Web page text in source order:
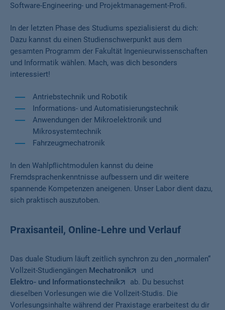
Software-Engineering- und Projektmanagement-Proﬁ.
In der letzten Phase des Studiums spezialisierst du dich:
Dazu kannst du einen Studienschwerpunkt aus dem
gesamten Programm der Fakultät Ingenieurwissenschaften
und Informatik wählen. Mach, was dich besonders
interessiert!
Antriebstechnik und Robotik
Informations- und Automatisierungstechnik
Anwendungen der Mikroelektronik und
Mikrosystemtechnik
Fahrzeugmechatronik
In den Wahlpﬂichtmodulen kannst du deine
Fremdsprachenkenntnisse aufbessern und dir weitere
spannende Kompetenzen aneigenen. Unser Labor dient dazu,
sich praktisch auszutoben.
Praxisanteil, Online-Lehre und Verlauf
Das duale Studium läuft zeitlich synchron zu den „normalen“
Vollzeit-Studiengängen Mechatronik
und
Elektro- und Informationstechnik
ab. Du besuchst
dieselben Vorlesungen wie die Vollzeit-Studis. Die
Vorlesungsinhalte während der Praxistage erarbeitest du dir